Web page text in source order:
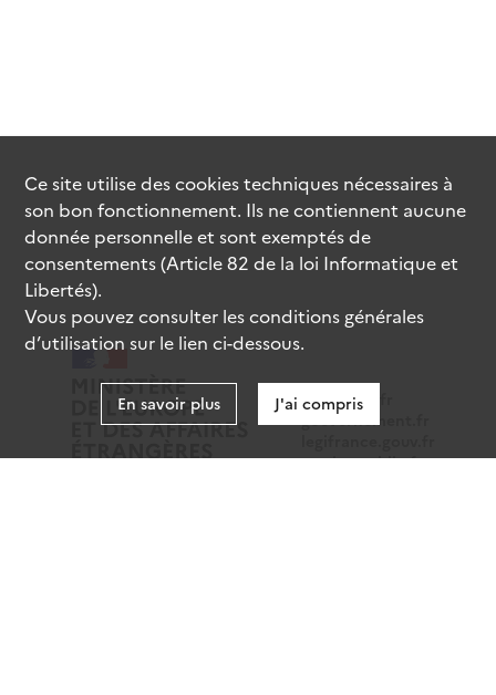
data.gouv.fr
gouvernement.fr
service-public.fr
Ce site utilise descookiestechniques nécessaires à
son bon fonctionnement. Ils ne contiennent aucune
donnée personnelle et sont exemptés de
consentements (Article 82 de la loi Informatique et
Libertés).
Vous pouvez consulter les conditions générales
d’utilisation sur le lien ci-dessous.
En savoir plus J'ai compris